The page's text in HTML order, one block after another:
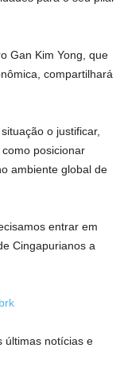
Gan Kim Yong, que
compartilhará
o justificar,
posicionar
ambiente global de
entrar em
Cingapurianos a
últimas notícias e